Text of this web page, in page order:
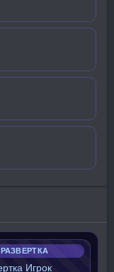
РАЗВЕРТКА